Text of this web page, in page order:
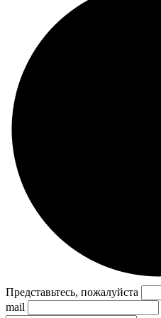
Представьтесь, пожалуйста
mail